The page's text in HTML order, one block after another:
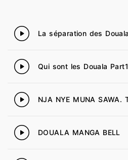
1
2 Qui sont les Douala Part1
3
4 DOUALA MANGA BELL